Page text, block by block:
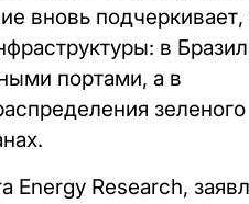
вновь подчеркивает,
в
портами, а в
зеленого
Energy Research,